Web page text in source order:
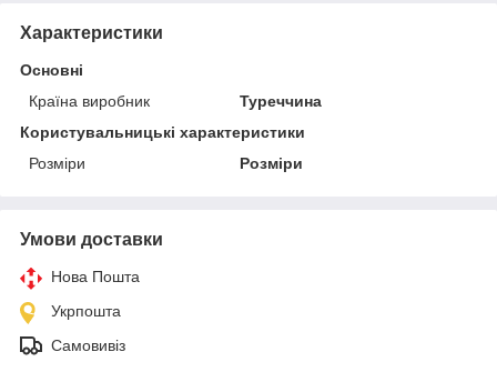
Характеристики
Основні
Країна виробник
Туреччина
Користувальницькі характеристики
Розміри
Розміри
Умови доставки
Нова Пошта
Укрпошта
Самовивіз